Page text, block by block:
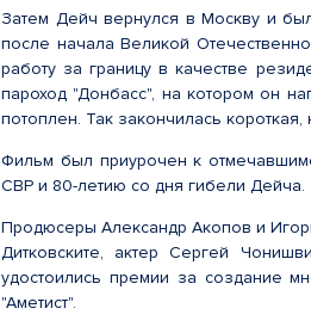
Затем Дейч вернулся в Москву и
после начала Великой
работу за границу в качестве
пароход "Донбасс", на котором он
потоплен. Так закончилась
Фильм был приурочен к
СВР и 80-летию со дня гибели Дейча.
Продюсеры Александр Акопов и
Дитковските, актер Сергей
удостоились премии за создание
"Аметист".